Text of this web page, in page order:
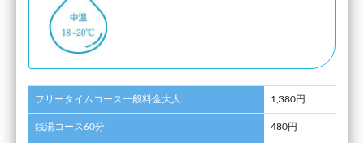
フリータイムコース一般料金大人 1,380円
銭湯コース60分 480円